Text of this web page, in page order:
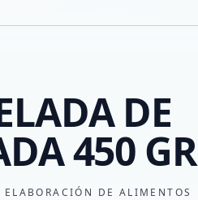
DE
450 GR
DE ALIMENTOS